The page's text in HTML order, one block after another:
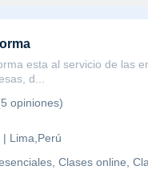
esta al servicio de las
d...
opiniones)
| Lima,Perú
Clases online,